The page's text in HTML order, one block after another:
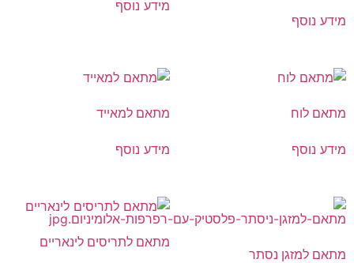
מידע נוסף
מידע נוסף
מתאם לוח
מידע נוסף
מתאם למאייד
מידע נוסף
מתאם למזגן נסתר
מתאם לתריסים לינאריים